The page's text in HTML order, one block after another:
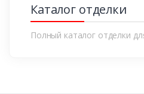
Каталог отделки
Полный каталог отделки